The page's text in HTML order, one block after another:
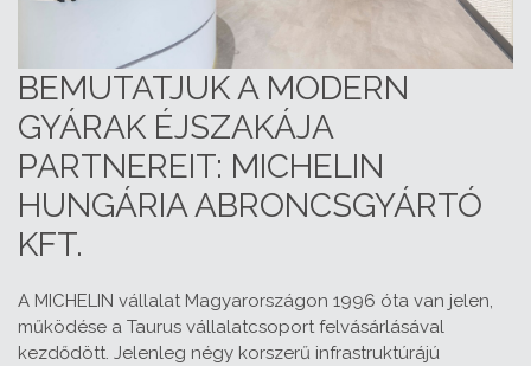
BEMUTATJUK A MODERN
GYÁRAK ÉJSZAKÁJA
PARTNEREIT: MICHELIN
HUNGÁRIA ABRONCSGYÁRTÓ
KFT.
A MICHELIN vállalat Magyarországon 1996 óta van jelen,
működése a Taurus vállalatcsoport felvásárlásával
kezdődött. Jelenleg négy korszerű infrastruktúrájú